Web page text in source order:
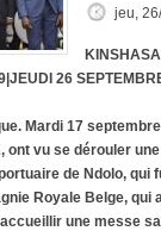
jeu,
26
Mardi 17
ont vu se dérouler
de Ndolo, qui
Royale Belge, qui
une messe